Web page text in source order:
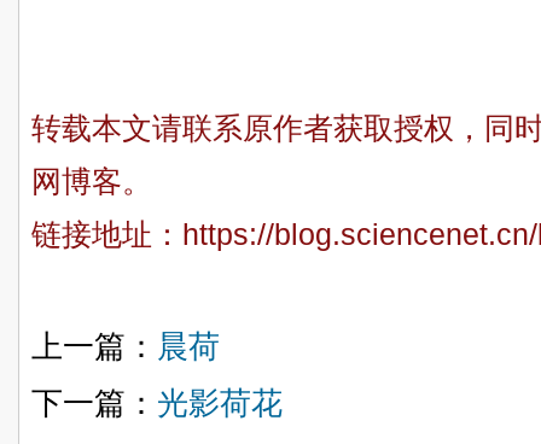
转载本文请联系原作者获取授权，同
网博客。
链接地址： https://
上一篇： 晨荷
下一篇： 光影荷花